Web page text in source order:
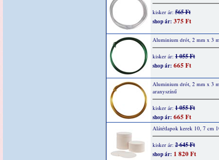
kisker ár: 565 Ft
shop ár: 375 Ft
Aluminium drót, 2 mm x 3
kisker ár: 1 055 Ft
shop ár: 665 Ft
Aluminium drót, 2 mm x 3
aranyszínű
kisker ár: 1 055 Ft
shop ár: 665 Ft
Alátétlapok kerek 10, 7 cm
kisker ár: 2 645 Ft
shop ár: 1 820 Ft